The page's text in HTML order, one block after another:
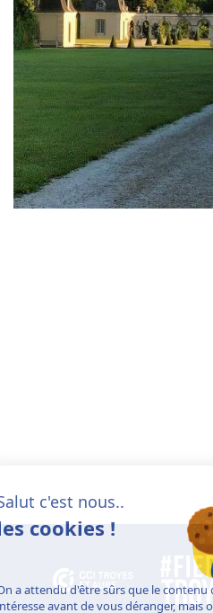
Salut c'est nous..
les cookies !
On a attendu d'être sûrs que le
intéresse avant de vous déranger,